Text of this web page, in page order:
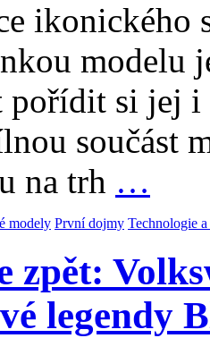
ikonického
modelu
pořídit si jej
součást
na trh …
modely První dojmy Technologie
zpět:
legendy